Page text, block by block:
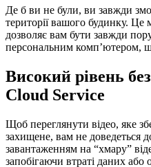
Де б ви не були, ви завжди
території вашого будинку.
дозволяє вам бути завжди
персональним комп’ютером,
Високий рівень
Cloud Service
Щоб переглянути відео, яке
захищене, вам не доведеться
завантаженням на “хмару”
запобігаючи втраті даних